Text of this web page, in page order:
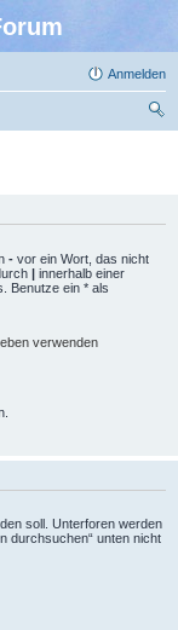
Anmelden
- vor ein Wort, das nicht
| innerhalb einer
Benutze ein * als
verwenden
soll. Unterforen werden
durchsuchen“ unten nicht